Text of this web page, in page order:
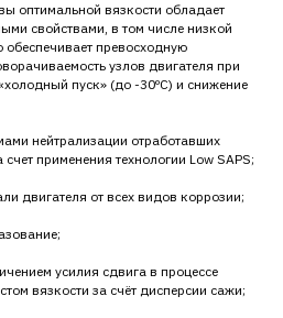
оптимальной вязкости обладает
свойствами, в том числе низкой
обеспечивает превосходную
узлов двигателя при
пуск» (до -30ºC) и снижение
нейтрализации отработавших
счет применения технологии Low SAPS;
двигателя от всех видов коррозии;
усилия сдвига в процессе
вязкости за счёт дисперcии сажи;